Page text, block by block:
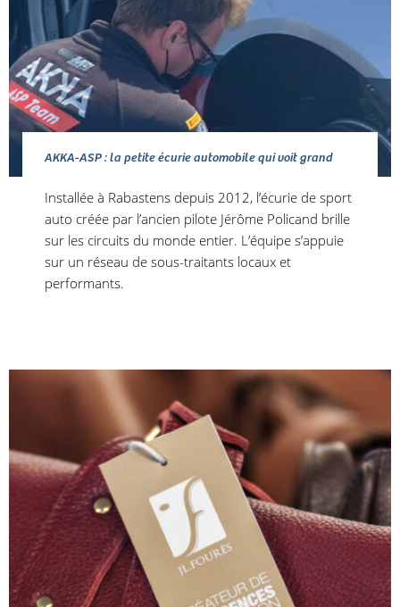
AKKA-ASP : la petite écurie automobile qui voit grand
Installée à Rabastens depuis 2012, l’écurie de sport
auto créée par l’ancien pilote Jérôme Policand brille
sur les circuits du monde entier. L’équipe s’appuie
sur un réseau de sous-traitants locaux et
performants.